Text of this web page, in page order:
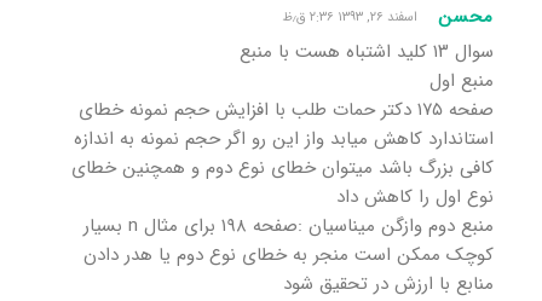
محسن اسفند ۲۶, ۱۳۹۳ ۲:۳۶ ق٫ظ
سوال ۱۳ کلید اشتباه هست با منبع
منبع اول
صفحه ۱۷۵ دکتر حمات طلب با افزایش حجم نمونه خطای
استاندارد کاهش میابد واز این رو اگر حجم نمونه به اندازه
کافی بزرگ باشد میتوان خطای نوع دوم و همچنین خطای
نوع اول را کاهش داد
منبع دوم وازگن میناسیان :صفحه ۱۹۸ برای مثال n بسیار
کوچک ممکن است منجر به خطای نوع دوم یا هدر دادن
منابع با ارزش در تحقیق شود